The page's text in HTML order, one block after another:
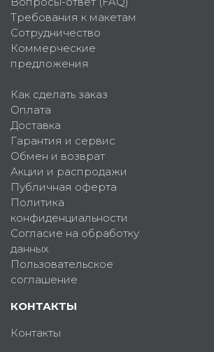
Требования к макетам
Сотрудничество
Коммерческие
предложения
Как сделать заказ
Оплата
Доставка
Гарантия и сервис
Обмен и возврат
Акции и распродажи
Публичная оферта
Политика
конфиденциальности
Согласие на обработку
данных
Пользовательское
соглашение
КОНТАКТЫ
Контакты